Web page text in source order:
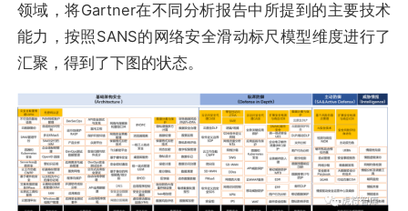
领域，将Gartner在不同分析报告中所提到的主要技术
能力，按照SANS的网络安全滑动标尺模型维度进行了
汇聚，得到了下图的状态。